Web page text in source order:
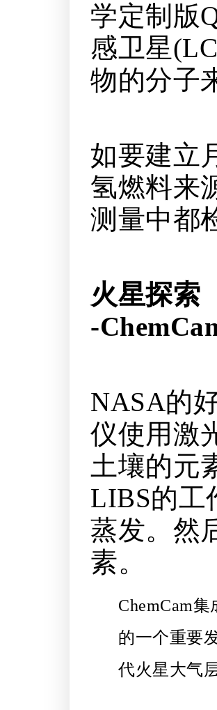
学定制版
感卫星
物的分子
如要建立
氢燃料来
测量中都
火星探索
-
NASA的
仪使用激
土壤的元
LIBS的工
蒸发。然
素。
ChemCam
的一个重要
代火星大气